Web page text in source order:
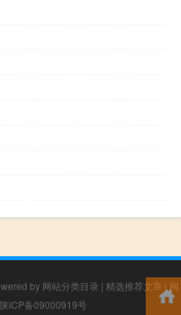
by 网站分类目录 | 精选推荐文章 | 网
陕ICP备09000919号